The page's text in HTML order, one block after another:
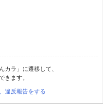
カラ」に遷移して、
きます。
違反報告をする